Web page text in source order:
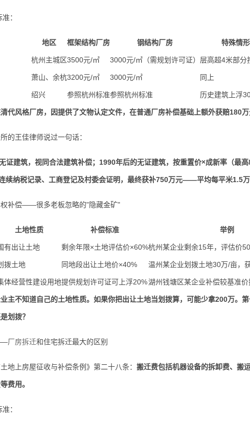
：
地区 框架结构厂房 钢结构厂房 特殊情形
杭州主城区3500元/㎡ 3000元/㎡（需规划许可证） 层高超4米部分
萧山、余杭3200元/㎡ 3000元/㎡ 同上
绍兴 参照杭州标准参照杭州标准 历史建筑上浮
代风格厂房，因提供了文物认定文件，在普通厂房补偿基础上额外获赔180
王佳律师说过一句话：
证建筑，视同合法建筑补偿；1990年后的无证建筑，按重置价×成新率（最
续纳税记录、工商登记及村委会证明，最终获补750万元——平均每平米1.5
补偿——很多老板忽略的"隐藏金矿"
土地性质 补偿标准 举例
有出让土地 剩余年限×土地评估价×60%杭州某企业剩余15年，评估价
拨土地 同地段出让土地价×40% 温州某企业划拨土地30万/亩，
体经营性建设用地提供规划许可证可上浮20%湖州钱塘区某企业补偿较基准
主不知道自己的土地性质。如果你把出让土地当划拨算，可能少拿200万。
划拨？
厂房拆迁和住宅拆迁最大的区别
上房屋征收与补偿条例》第二十八条： 搬迁费包括机器设备的拆卸费、搬
费用。
：